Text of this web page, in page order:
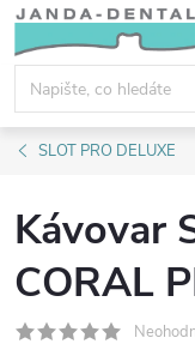
Přejít
obsah
SLOT PRO DELUXE
Kávovar
CORAL